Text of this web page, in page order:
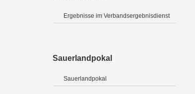
Ergebnisse im Verbandsergebnisdienst
Sauerlandpokal
Sauerlandpokal